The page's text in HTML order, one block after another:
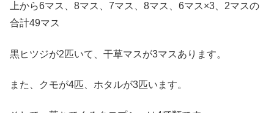
上から6マス、8マス、7マス、8マス、6マス×3、2マスの
合計49マス
黒ヒツジが2匹いて、干草マスが3マスあります。
また、クモが4匹、ホタルが3匹います。